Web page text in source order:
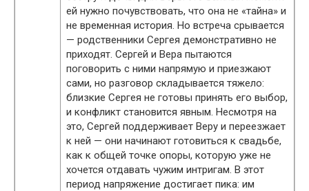
ей нужно почувствовать, что она не «тайна» и
не временная история. Но встреча срывается
— родственники Сергея демонстративно не
приходят. Сергей и Вера пытаются
поговорить с ними напрямую и приезжают
сами, но разговор складывается тяжело:
близкие Сергея не готовы принять его выбор,
и конфликт становится явным. Несмотря на
это, Сергей поддерживает Веру и переезжает
к ней — они начинают готовиться к свадьбе,
как к общей точке опоры, которую уже не
хочется отдавать чужим интригам. В этот
период напряжение достигает пика: им